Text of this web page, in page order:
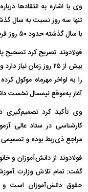
وی با اشاره به انتقاد‌ها
تنها سه روز نسبت به سال
با سال گذشته حدود ۵۰ روز فرصت مطالعاتی بیشتری در اختیار داشته‌اند.
فولادوند تصریح کرد
بیش از ۲۵ روز زمان
را به اواخر مهرماه موکول
آغاز به‌موقع نیمسال نخست
وی تأکید کرد تصمیم‌گیری
کارشناسی در ستاد عالی
مراجع ذی‌ربط بوده و
فولادوند از دانش‌آموزان و
گفت: تمام تلاش وزارت
حقوق دانش‌آموزان است و